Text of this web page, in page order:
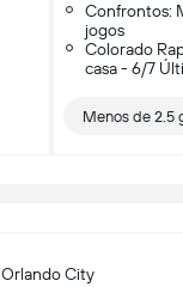
Confrontos:
jogos
Colorado
casa - 6/7
Menos de 2.5
Orlando City